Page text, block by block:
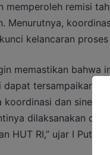
memperoleh remisi
Menurutnya,
kelancaran
memastikan bahwa
dapat tersampaikan
koordinasi dan sinergi
dilaksanakan di
HUT RI,” ujar I Putu